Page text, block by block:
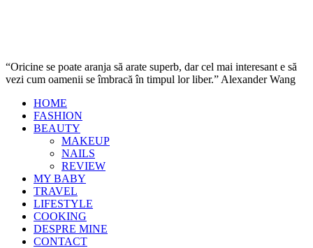
“Oricine se poate aranja să arate superb, dar cel mai interesant e să
vezi cum oamenii se îmbracă în timpul lor liber.” Alexander Wang
HOME
FASHION
BEAUTY
MAKEUP
NAILS
REVIEW
MY BABY
TRAVEL
LIFESTYLE
COOKING
DESPRE MINE
CONTACT